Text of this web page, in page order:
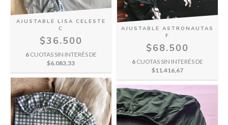
AJUSTABLE LISA CELESTE
C
$36.500
6 CUOTAS SIN INTERÉS DE
$6.083,33
AJUSTABLE ASTRONAUTAS
F
$68.500
6 CUOTAS SIN INTERÉS DE
$11.416,67